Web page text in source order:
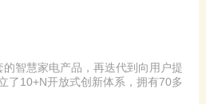
智慧家电产品，再迭代到向用户提
了10+N开放式创新体系，拥有70多